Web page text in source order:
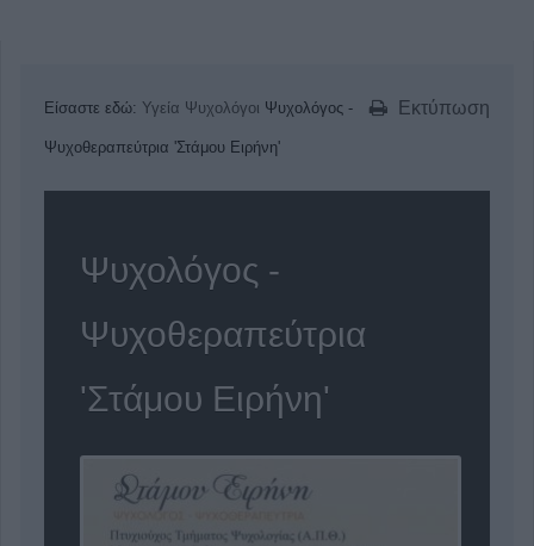
Εκτύπωση
Είσαστε εδώ: Υγεία Ψυχολόγοι Ψυχολόγος -
Ψυχοθεραπεύτρια 'Στάμου Ειρήνη'
Ψυχολόγος -
Ψυχοθεραπεύτρια
'Στάμου Ειρήνη'